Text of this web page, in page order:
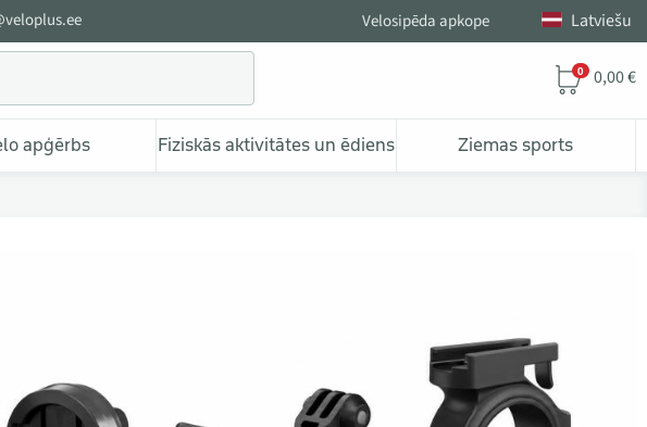
Velosipēda apkope Latviešu
0 0,00 €
apģērbs Fiziskās aktivitātes un ēdiens Ziemas sports